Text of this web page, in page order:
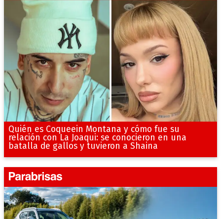
Quién es Coqueein Montana y cómo fue su
relación con La Joaqui: se conocieron en una
batalla de gallos y tuvieron a Shaina